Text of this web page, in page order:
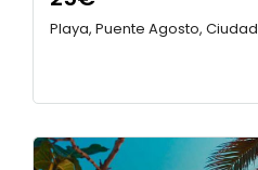
Playa, Puente Agosto, Ciudad